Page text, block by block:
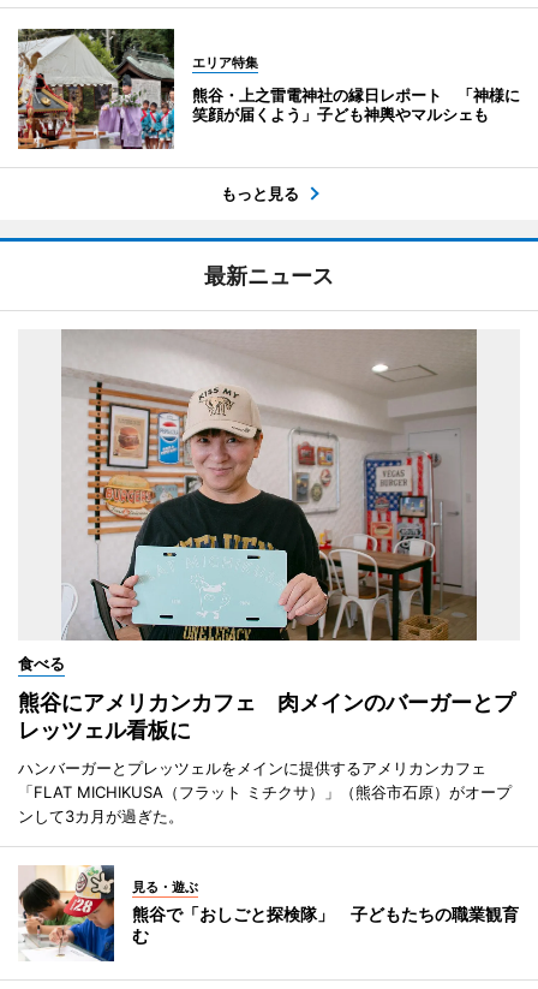
エリア特集
熊谷・上之雷電神社の縁日レポート 「神様に
笑顔が届くよう」子ども神輿やマルシェも
もっと見る
最新ニュース
食べる
熊谷にアメリカンカフェ 肉メインのバーガーとプ
レッツェル看板に
ハンバーガーとプレッツェルをメインに提供するアメリカンカフェ
「FLAT MICHIKUSA（フラット ミチクサ）」（熊谷市石原）がオープ
ンして3カ月が過ぎた。
見る・遊ぶ
熊谷で「おしごと探検隊」 子どもたちの職業観育
む